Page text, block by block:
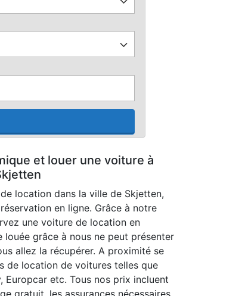
et louer une voiture à
location dans la ville de Skjetten,
en ligne. Grâce à notre
une voiture de location en
louée grâce à nous ne peut présenter
allez la récupérer. A proximité se
de location de voitures telles que
Europcar etc. Tous nos prix incluent
gratuit, les assurances nécessaires,